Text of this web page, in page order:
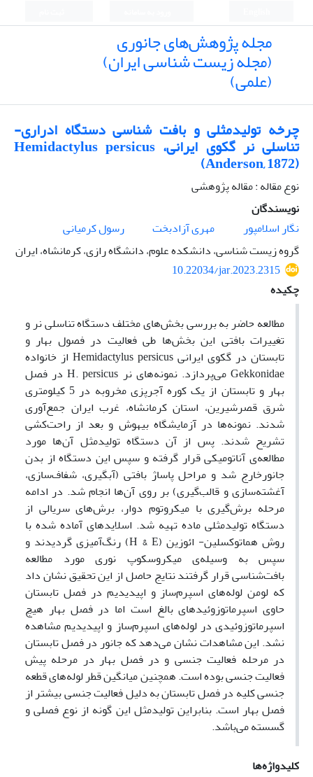
مجله پژوهش‌های جانوری
(مجله زیست شناسی ایران)
(علمی)
چرخه تولیدمثلی و بافت شناسی دستگاه ادراری-
تناسلی نر گکوی ایرانی، Hemidactylus persicus
(Anderson, 1872)
نوع مقاله : مقاله پژوهشی
نویسندگان
نگار اسلامپور
مهری آزادبخت
رسول کرمیانی
گروه زیست شناسی، دانشکده علوم، دانشگاه رازی، کرمانشاه، ایران
10.22034/jar.2023.2315
چکیده
مطالعه حاضر به بررسی بخش‌های مختلف دستگاه تناسلی نر و
تغییرات بافتی این بخش‌ها طی فعالیت در فصول بهار و
تابستان در گکوی ایرانی Hemidactylus persicus از خانواده
Gekkonidae می‌پردازد. نمونه‌های نر H. persicus در فصل
بهار و تابستان از یک کوره آجرپزی مخروبه در 5 کیلومتری
شرق قصرشیرین، استان کرمانشاه، غرب ایران جمع‌آوری
شدند. نمونه‌ها در آزمایشگاه بیهوش و بعد از راحت‌کشی
تشریح شدند. پس از آن دستگاه تولیدمثل آن‌ها مورد
مطالعه‌ی آناتومیکی قرار گرفته و سپس این دستگاه از بدن
جانورخارج شد و مراحل پاساژ بافتی (آبگیری، شفاف‌سازی،
آغشته‌سازی و قالب‌گیری) بر روی آن‌ها انجام شد. در ادامه
مرحله برش‌گیری با میکروتوم دوار، برش‌های سریالی از
دستگاه تولیدمثلی ماده تهیه شد. اسلایدهای آماده شده با
روش هماتوکسلین- ائوزین (H & E) رنگ‌آمیزی گردیدند و
سپس به وسیله‌ی میکروسکوپ نوری مورد مطالعه
بافت‌شناسی قرار گرفتند نتایج حاصل از این تحقیق نشان داد
که لومن لوله‌های اسپرم‌ساز و اپیدیدیم در فصل تابستان
حاوی اسپرماتوزوئیدهای بالغ است اما در فصل بهار هیچ
اسپرماتوزوئیدی در لوله‌های اسپرم‌ساز و اپیدیدیم مشاهده
نشد. این مشاهدات نشان می‌دهد که جانور در فصل تابستان
در مرحله فعالیت جنسی و در فصل بهار در مرحله پیش
فعالیت جنسی بوده است. همچنین میانگین قطر لوله‌های قطعه
جنسی کلیه در فصل تابستان به دلیل فعالیت جنسی بیشتر از
فصل بهار است. بنابراین تولیدمثل این گونه از نوع فصلی و
گسسته می‌باشد.
کلیدواژه‌ها